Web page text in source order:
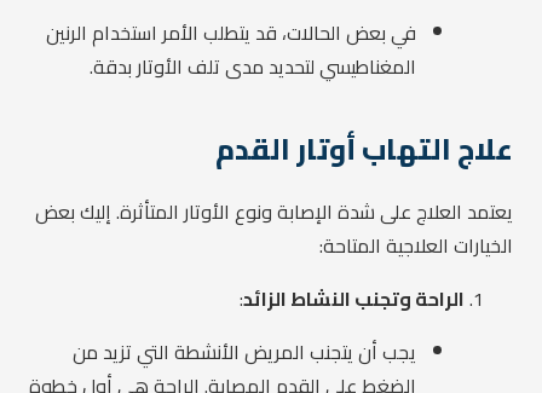
في بعض الحالات، قد يتطلب الأمر استخدام الرنين
المغناطيسي لتحديد مدى تلف الأوتار بدقة.
علاج التهاب أوتار القدم
يعتمد العلاج على شدة الإصابة ونوع الأوتار المتأثرة. إليك بعض
الخيارات العلاجية المتاحة:
الراحة وتجنب النشاط الزائد:
يجب أن يتجنب المريض الأنشطة التي تزيد من